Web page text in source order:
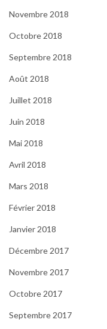
Novembre 2018
Octobre 2018
Septembre 2018
Août 2018
Juillet 2018
Juin 2018
Mai 2018
Avril 2018
Mars 2018
Février 2018
Janvier 2018
Décembre 2017
Novembre 2017
Octobre 2017
Septembre 2017